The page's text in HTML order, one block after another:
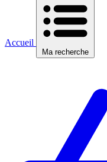
Accueil
Ma recherche